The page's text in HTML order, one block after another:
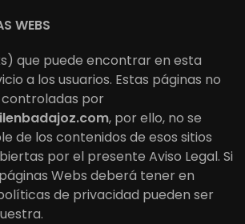
WEBS
que puede encontrar en esta
a los usuarios. Estas páginas no
por
, por ello, no se
de los contenidos de esos sitios
por el presente Aviso Legal. Si
Webs deberá tener en
de privacidad pueden ser